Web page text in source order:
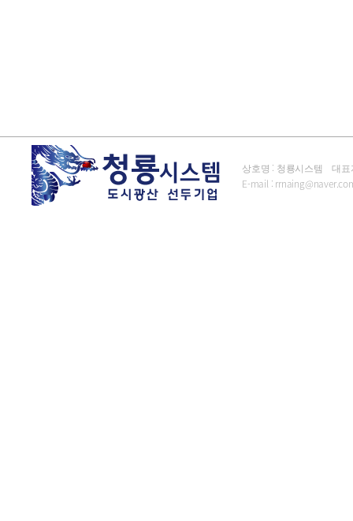
상호명 : 청룡시스템 대표
E-mail :